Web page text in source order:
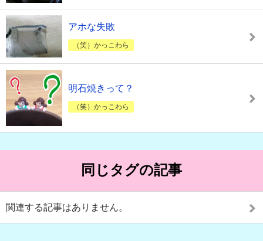
アホな失敗
（笑）かっこわら
明石焼きって？
（笑）かっこわら
同じタグの記事
関連する記事はありません。